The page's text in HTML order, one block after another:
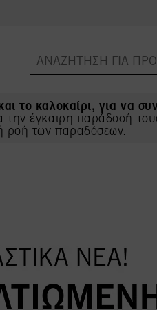
το καλοκαίρι, για να
την έγκαιρη παράδοσή
ροή των παραδόσεων.